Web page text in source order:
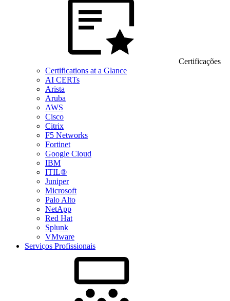
Certificações
Certifications at a Glance
AI CERTs
Arista
Aruba
AWS
Cisco
Citrix
F5 Networks
Fortinet
Google Cloud
IBM
ITIL®
Juniper
Microsoft
Palo Alto
NetApp
Red Hat
Splunk
VMware
Serviços Profissionais